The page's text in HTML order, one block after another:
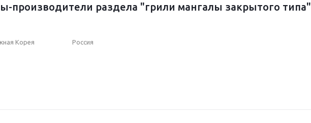
производители раздела "грили мангалы закрытого типа"
Корея Россия